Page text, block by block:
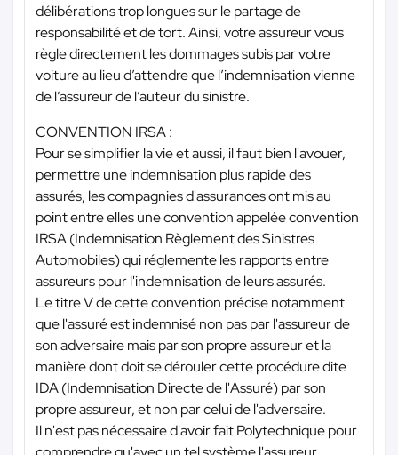
délibérations trop longues sur le partage de
responsabilité et de tort. Ainsi, votre assureur vous
règle directement les dommages subis par votre
voiture au lieu d’attendre que l’indemnisation vienne
de l’assureur de l’auteur du sinistre.
CONVENTION IRSA :
Pour se simplifier la vie et aussi, il faut bien l'avouer,
permettre une indemnisation plus rapide des
assurés, les compagnies d'assurances ont mis au
point entre elles une convention appelée convention
IRSA (Indemnisation Règlement des Sinistres
Automobiles) qui réglemente les rapports entre
assureurs pour l'indemnisation de leurs assurés.
Le titre V de cette convention précise notamment
que l'assuré est indemnisé non pas par l'assureur de
son adversaire mais par son propre assureur et la
manière dont doit se dérouler cette procédure dite
IDA (Indemnisation Directe de l'Assuré) par son
propre assureur, et non par celui de l'adversaire.
Il n'est pas nécessaire d'avoir fait Polytechnique pour